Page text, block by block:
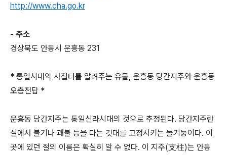
http://www.cha.go.kr
- 주소
경상북도 안동시 운흥동 231
* 통일시대의 사철터를 알려주는 유물, 운흥동 당간지주와 운흥동
오층전탑 *
운흥동 당간지주는 통일신라시대의 것으로 추정된다. 당간지주란
절에서 불기나 괘불 등을 다는 깃대를 고정시키는 돌기둥이다. 이
곳에 있던 절의 이름은 확실히 알 수 없다. 이 지주(支柱)는 안동